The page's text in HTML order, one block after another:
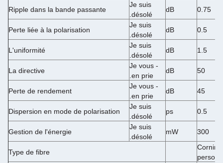
Ripple dans la bande passante
Je suis
désolé.
dB 0.75
Perte liée à la polarisation
Je suis
désolé.
dB 0.5
L'uniformité
Je suis
désolé.
dB 1.5
La directive
- Je vous
en prie.
dB 50
Perte de rendement
- Je vous
en prie.
dB 45
Dispersion en mode de polarisation
Je suis
désolé.
ps 0.5
Gestion de l'énergie
Je suis
désolé.
mW 300
Type de fibre